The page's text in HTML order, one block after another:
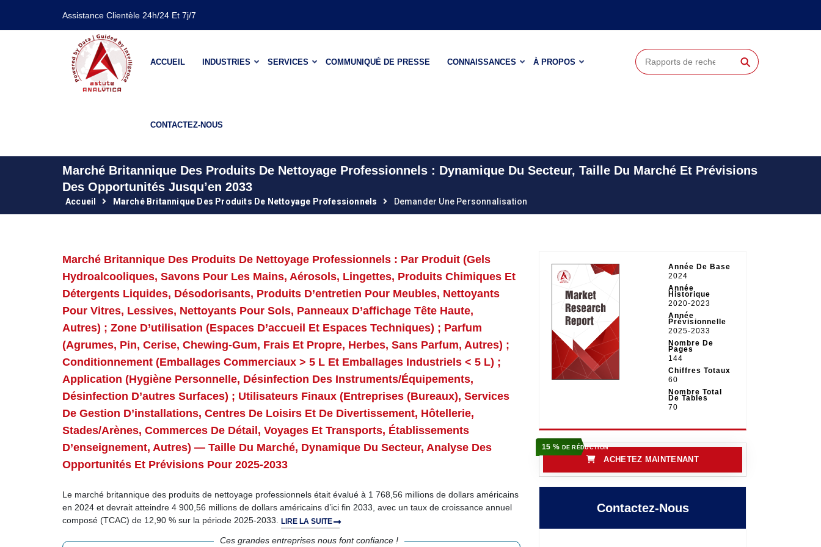
Assistance Clientèle 24h/24 Et 7j/7
ACCUEIL INDUSTRIES SERVICES COMMUNIQUÉ DE PRESSE CONNAISSANCES À PROPOS
CONTACTEZ-NOUS
⚲
Marché Britannique Des Produits De Nettoyage Professionnels : Dynamique Du Secteur, Taille Du Marché Et Prévisions
Des Opportunités Jusqu’en 2033
Accueil Marché Britannique Des Produits De Nettoyage Professionnels Demander Une Personnalisation
Marché Britannique Des Produits De Nettoyage Professionnels : Par Produit (gels
Hydroalcooliques, Savons Pour Les Mains, Aérosols, Lingettes, Produits Chimiques Et
Détergents Liquides, Désodorisants, Produits D’entretien Pour Meubles, Nettoyants
Pour Vitres, Lessives, Nettoyants Pour Sols, Panneaux D’affichage Tête Haute,
Autres) ; Zone D’utilisation (espaces D’accueil Et Espaces Techniques) ; Parfum
(agrumes, Pin, Cerise, Chewing-Gum, Frais Et Propre, Herbes, Sans Parfum, Autres) ;
Conditionnement (emballages Commerciaux > 5 L Et Emballages Industriels < 5 L) ;
Application (hygiène Personnelle, Désinfection Des Instruments/équipements,
Désinfection D’autres Surfaces) ; Utilisateurs Finaux (entreprises (bureaux), Services
De Gestion D’installations, Centres De Loisirs Et De Divertissement, Hôtellerie,
Stades/arènes, Commerces De Détail, Voyages Et Transports, Établissements
D’enseignement, Autres) — Taille Du Marché, Dynamique Du Secteur, Analyse Des
Opportunités Et Prévisions Pour 2025-2033
Le marché britannique des produits de nettoyage professionnels était évalué à 1 768,56 millions de dollars américains
en 2024 et devrait atteindre 4 900,56 millions de dollars américains d’ici fin 2033, avec un taux de croissance annuel
composé (TCAC) de 12,90 % sur la période 2025-2033. LIRE LA SUITE
Ces grandes entreprises nous font confiance !
Année De Base
2024
Année
Historique
2020-2023
Année
Prévisionnelle
2025-2033
Nombre De
Pages
144
Chiffres Totaux
60
Nombre Total
De Tables
70
15 % DE RÉDUCTION
ACHETEZ MAINTENANT
Contactez-Nous